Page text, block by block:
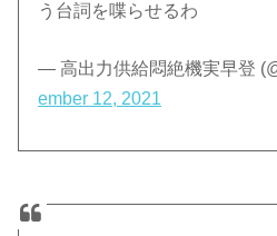
う台詞を喋らせるわ
— 高出力供給悶絶機実早登
ember 12, 2021